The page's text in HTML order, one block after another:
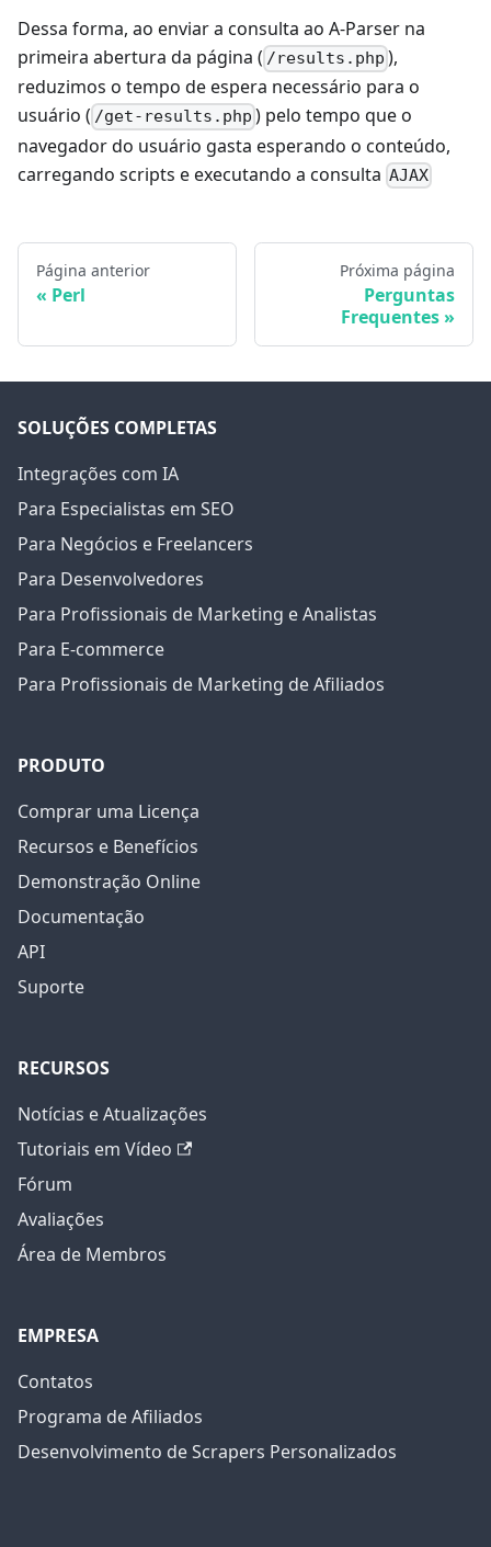
Dessa forma, ao enviar a consulta ao A-Parser na
primeira abertura da página ( /results.php ),
reduzimos o tempo de espera necessário para o
usuário ( /get-results.php ) pelo tempo que o
navegador do usuário gasta esperando o conteúdo,
carregando scripts e executando a consulta AJAX
Página anterior
Perl
Próxima página
Perguntas
Frequentes
SOLUÇÕES COMPLETAS
Integrações com IA
Para Especialistas em SEO
Para Negócios e Freelancers
Para Desenvolvedores
Para Profissionais de Marketing e Analistas
Para E-commerce
Para Profissionais de Marketing de Afiliados
PRODUTO
Comprar uma Licença
Recursos e Benefícios
Demonstração Online
Documentação
API
Suporte
RECURSOS
Notícias e Atualizações
Tutoriais em Vídeo
Fórum
Avaliações
Área de Membros
EMPRESA
Contatos
Programa de Afiliados
Desenvolvimento de Scrapers Personalizados